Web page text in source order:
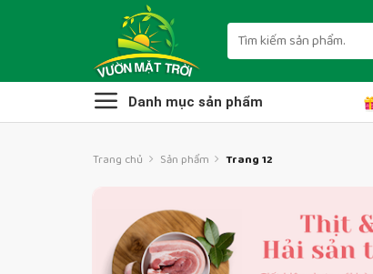
Tìm
kiếm:
Danh mục sản phẩm
Trang chủ Sản phẩm Trang 12